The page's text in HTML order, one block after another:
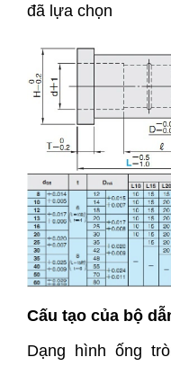
đã lựa chọn
Cấu tạo của bộ
Dạng hình ống